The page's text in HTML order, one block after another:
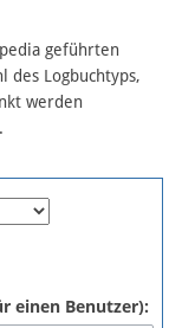
geführten
des Logbuchtyps,
werden
einen Benutzer):